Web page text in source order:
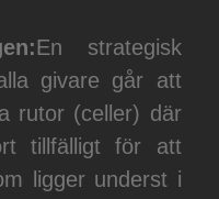
En strategisk
givare går att
rutor (celler) där
tillfälligt för att
ligger underst i